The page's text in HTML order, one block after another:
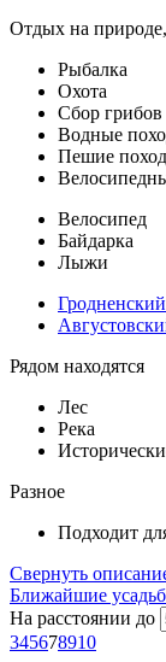
Отдых на
Рыбалка
Охота
Сбор грибов
Водные
Пешие
Велосипед
Байдарка
Лыжи
Рядом находятся
Лес
Река
Разное
Подходит
Свернуть
Ближайшие
На расстоянии до
345678910